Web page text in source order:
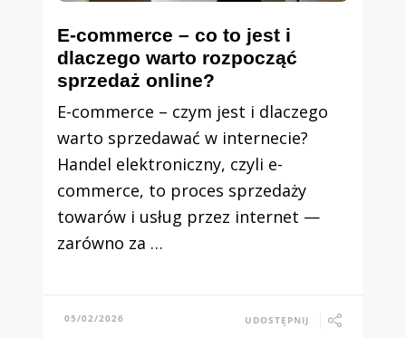
E-commerce – co to jest i
dlaczego warto rozpocząć
sprzedaż online?
E-commerce – czym jest i dlaczego
warto sprzedawać w internecie?
Handel elektroniczny, czyli e-
commerce, to proces sprzedaży
towarów i usług przez internet —
zarówno za …
05/02/2026 UDOSTĘPNIJ